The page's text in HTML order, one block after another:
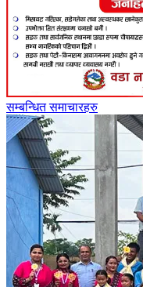
सम्बन्धित समाचारहरु